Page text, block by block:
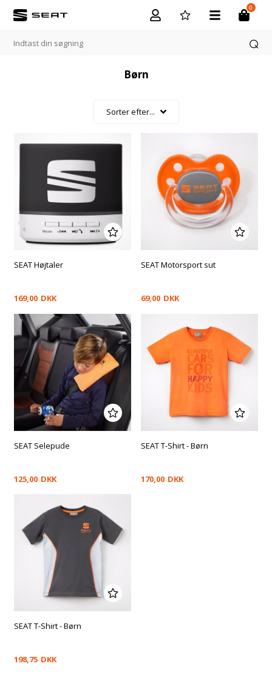
0
Børn
SEAT Højtaler
169,00 DKK
SEAT Motorsport sut
69,00 DKK
SEAT Selepude
125,00 DKK
SEAT T-Shirt - Børn
170,00 DKK
SEAT T-Shirt - Børn
198,75 DKK